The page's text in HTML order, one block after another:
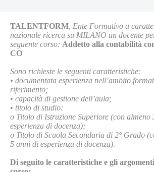
TALENTFORM, Ente Formativo a
nazionale ricerca su MILANO un docente
seguente corso: Addetto alla contabilità
CO
Sono richieste le seguenti caratteristiche:
• documentata esperienza nell’ambito
riferimento;
• capacità di gestione dell’aula;
• titolo di studio:
o Titolo di Istruzione Superiore (con almeno
esperienza di docenza);
o Titolo di Scuola Secondaria di 2° Grado
5 anni di esperienza di docenza).
Di seguito le caratteristiche e gli